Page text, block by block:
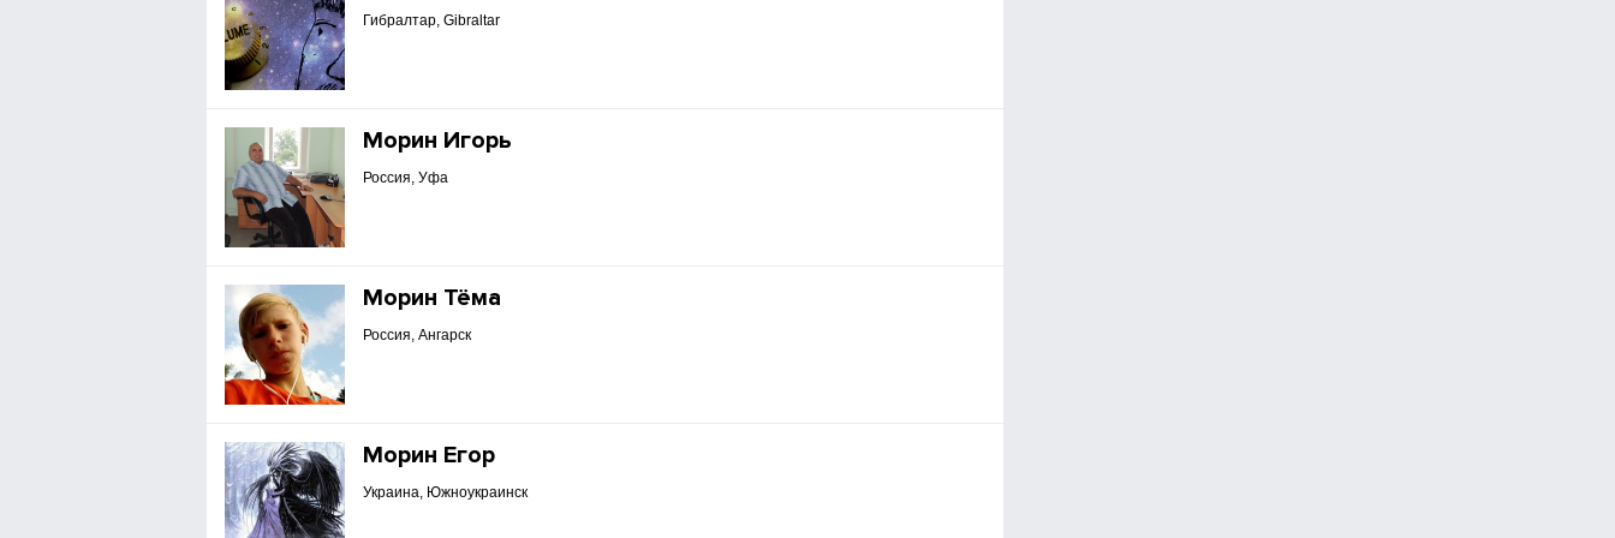
Гибралтар, Gibraltar
Морин Игорь
Россия, Уфа
Морин Тёма
Россия, Ангарск
Морин Егор
Украина, Южноукраинск